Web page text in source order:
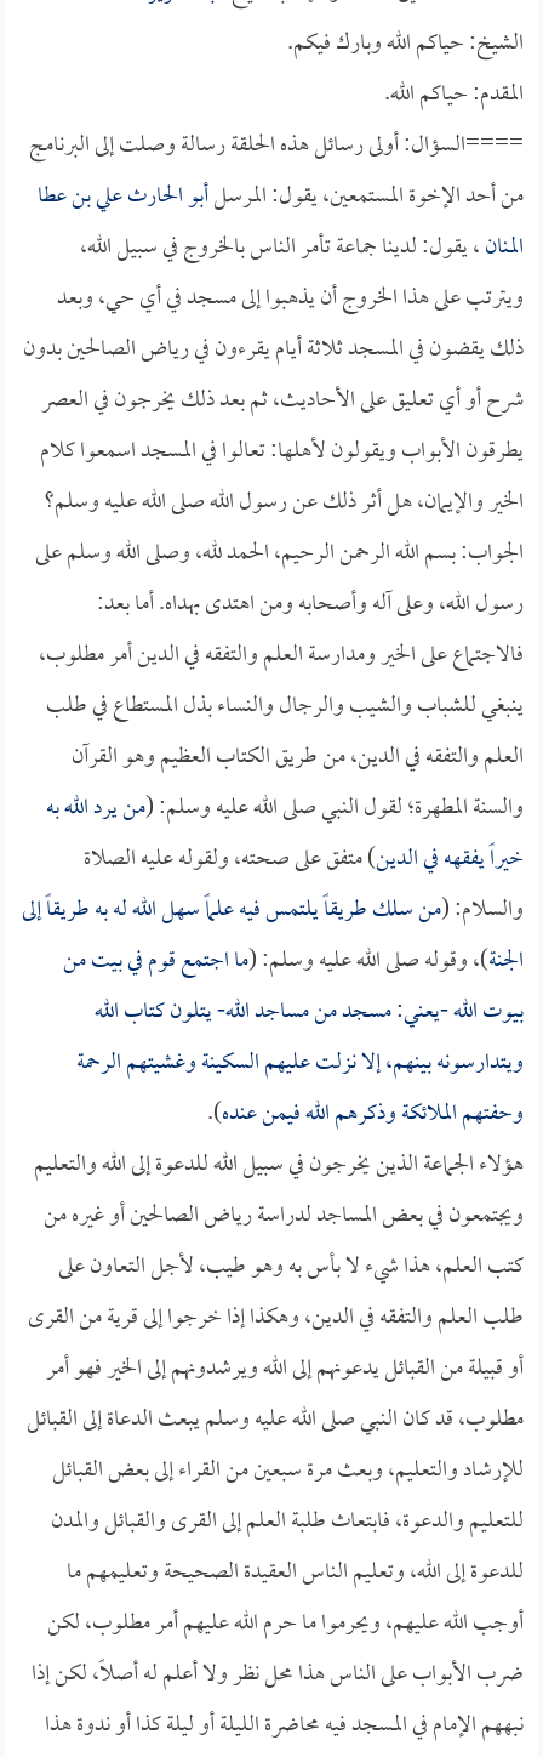
الشيخ: حياكم الله وبارك فيكم.
المقدم: حياكم الله.
====السؤال: أولى رسائل هذه الحلقة رسالة وصلت إلى البرنامج
من أحد الإخوة المستمعين، يقول: المرسلأبو الحارث علي بن عطا
المنان، يقول: لدينا جماعة تأمر الناس بالخروج في سبيل الله،
ويترتب على هذا الخروج أن يذهبوا إلى مسجد في أي حي، وبعد
ذلك يقضون في المسجد ثلاثة أيام يقرءون في رياض الصالحين بدون
شرح أو أي تعليق على الأحاديث، ثم بعد ذلك يخرجون في العصر
يطرقون الأبواب ويقولون لأهلها: تعالوا في المسجد اسمعوا كلام
الخير والإيمان، هل أثر ذلك عن رسول الله صلى الله عليه وسلم؟
الجواب: بسم الله الرحمن الرحيم، الحمد لله، وصلى الله وسلم على
رسول الله، وعلى آله وأصحابه ومن اهتدى بهداه. أما بعد:
فالاجتماع على الخير ومدارسة العلم والتفقه في الدين أمر مطلوب،
ينبغي للشباب والشيب والرجال والنساء بذل المستطاع في طلب
العلم والتفقه في الدين، من طريق الكتاب العظيم وهو القرآن
والسنة المطهرة؛ لقول النبي صلى الله عليه وسلم: (من يرد الله به
خيراً يفقهه في الدين) متفق على صحته، ولقوله عليه الصلاة
والسلام: (من سلك طريقاً يلتمس فيه علماً سهل الله له به طريقاً إلى
الجنة)، وقوله صلى الله عليه وسلم: (ما اجتمع قوم في بيت من
بيوت الله -يعني: مسجد من مساجد الله- يتلون كتاب الله
ويتدارسونه بينهم، إلا نزلت عليهم السكينة وغشيتهم الرحمة
وحفتهم الملائكة وذكرهم الله فيمن عنده).
هؤلاء الجماعة الذين يخرجون في سبيل الله للدعوة إلى الله والتعليم
ويجتمعون في بعض المساجد لدراسة رياض الصالحين أو غيره من
كتب العلم، هذا شيء لا بأس به وهو طيب، لأجل التعاون على
طلب العلم والتفقه في الدين، وهكذا إذا خرجوا إلى قرية من القرى
أو قبيلة من القبائل يدعونهم إلى الله ويرشدونهم إلى الخير فهو أمر
مطلوب، قد كان النبي صلى الله عليه وسلم يبعث الدعاة إلى القبائل
للإرشاد والتعليم، وبعث مرة سبعين من القراء إلى بعض القبائل
للتعليم والدعوة، فابتعاث طلبة العلم إلى القرى والقبائل والمدن
للدعوة إلى الله، وتعليم الناس العقيدة الصحيحة وتعليمهم ما
أوجب الله عليهم، ويحرموا ما حرم الله عليهم أمر مطلوب، لكن
ضرب الأبواب على الناس هذا محل نظر ولا أعلم له أصلاً، لكن إذا
نبههم الإمام في المسجد فيه محاضرة الليلة أو ليلة كذا أو ندوة هذا